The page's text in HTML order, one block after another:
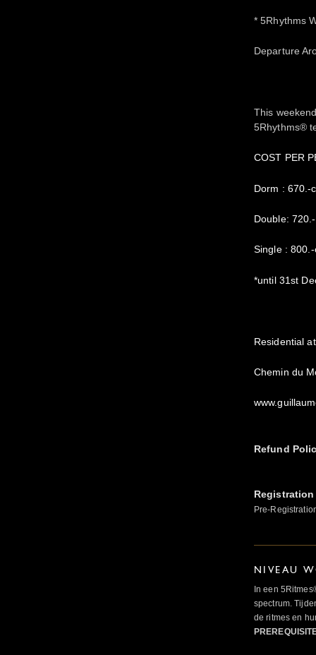
* 5Rhythms
Departure
This
5Rhythms®
COST PER
Dorm : 670.-
Double:
Single :
*until 31st
Residential
Chemin du
Refund
Pre-
NIVEAU
In een
spectrum.
de ritmes en